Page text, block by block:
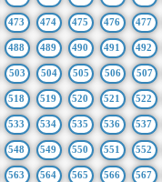
473 474 475 476 477
488 489 490 491 492
503 504 505 506 507
518 519 520 521 522
533 534 535 536 537
548 549 550 551 552
563 564 565 566 567